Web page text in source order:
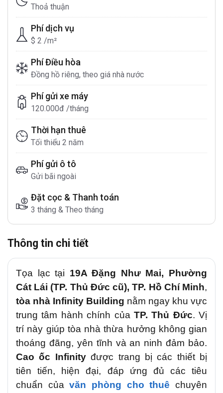
Thoả thuận
Phí dịch vụ
$ 2 /m²
Phí Điều hòa
Đồng hồ riêng, theo giá nhà nước
Phí gửi xe máy
120.000đ /tháng
Thời hạn thuê
Tối thiểu 2 năm
Phí gửi ô tô
Gửi bãi ngoài
Đặt cọc & Thanh toán
3 tháng & Theo tháng
Thông tin chi tiết
Tọa lạc tại 19A Đặng Như Mai, Phường
Cát Lái (TP. Thủ Đức cũ), TP. Hồ Chí Minh,
tòa nhà Infinity Building nằm ngay khu vực
trung tâm hành chính của TP. Thủ Đức. Vị
trí này giúp tòa nhà thừa hưởng không gian
thoáng đãng, yên tĩnh và an ninh đảm bảo.
Cao ốc Infinityđược trang bị các thiết bị
tiên tiến, hiện đại, đáp ứng đủ các tiêu
chuẩn củavăn phòng cho thuê chuyên